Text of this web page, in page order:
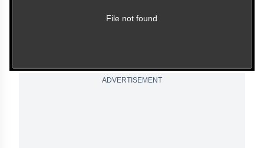
File not found
ADVERTISEMENT